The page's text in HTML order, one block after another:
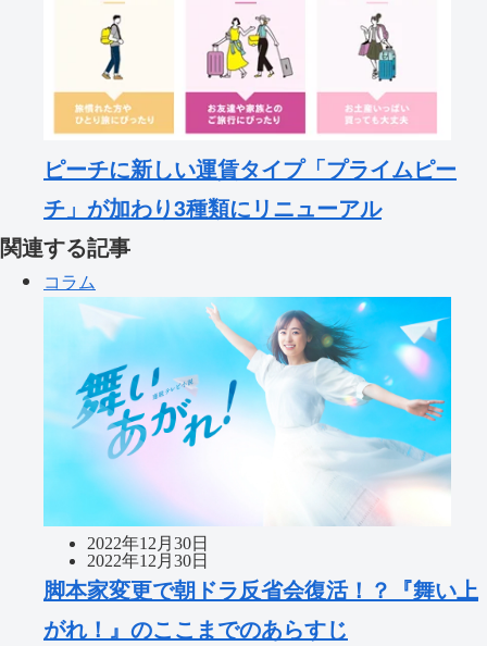
ピーチに新しい運賃タイプ「プライムピー
チ」が加わり3種類にリニューアル
関連する記事
コラム
2022年12月30日
2022年12月30日
脚本家変更で朝ドラ反省会復活！？『舞い上
がれ！』のここまでのあらすじ